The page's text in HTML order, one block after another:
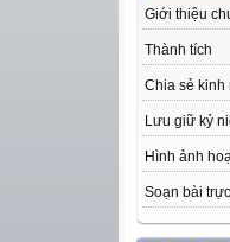
Giới thiệu
Thành tích
Chia sẻ kinh
Lưu giữ kỷ
Hình ảnh
Soạn bài